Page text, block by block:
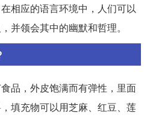
相应的语言环境中，人们可以
并领会其中的幽默和哲理。
品，外皮饱满而有弹性，里面
填充物可以用芝麻、红豆、莲